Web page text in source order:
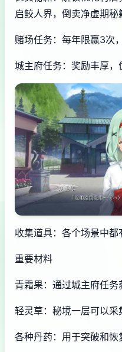
启鲛人界，倒卖净虚期秘
赌场任务：每年限赢3次
城主府任务：奖励丰厚，
收集道具：各个场景中
重要材料
青霜果：通过城主府任务
轻灵草：秘境一层可以采
各种丹药：用于突破和恢